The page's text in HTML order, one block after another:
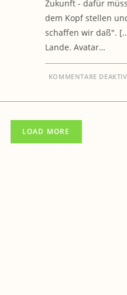
Zukunft - dafür
dem Kopf stellen
schaffen wir daß".
Lande. Avatar…
KOMMENTARE
LOAD MORE